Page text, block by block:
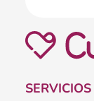
SERVICIOS